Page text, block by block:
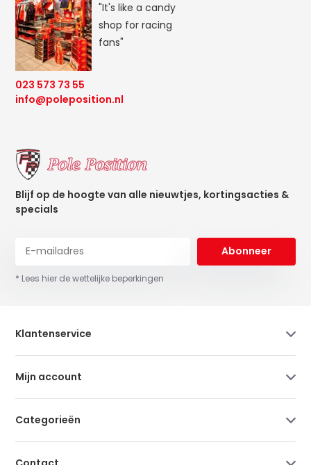
"It's like a candy
shop for racing
fans"
023 573 73 55
info@poleposition.nl
Blijf op de hoogte van alle nieuwtjes, kortingsacties &
specials
Abonneer
* Lees hier de wettelijke beperkingen
Klantenservice
Mijn account
Categorieën